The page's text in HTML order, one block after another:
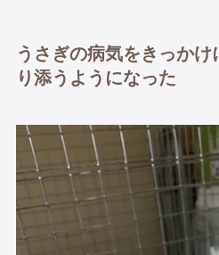
うさぎの病気をきっか
り添うようになった